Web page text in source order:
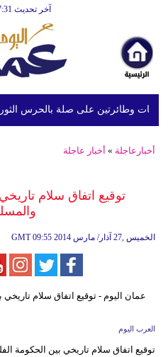
آخر تحديث GMT11:27:31
وطائرتين على صلة بالحرس الثوري
أخبارعاجلة » أخبار عاجلة
توقيع اتفاق سلام
GMT 09:55 2014 الخميس ,27 آذار/ مارس
العرب اليوم
توقيع اتفاق سلام تاريخي بين الحكومة